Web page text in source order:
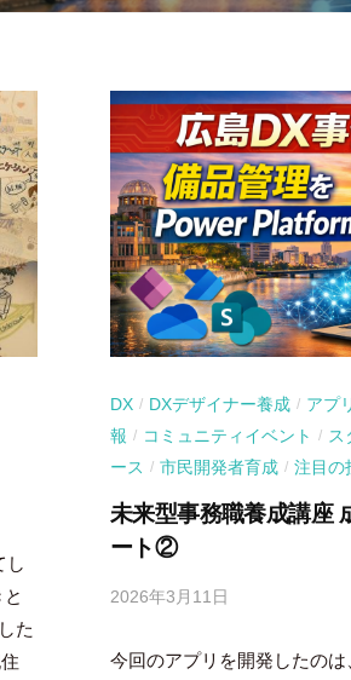
し
た
DX / DXデザイナー養成 / アプ
報 / コミュニティイベント / ス
ース / 市民開発者育成 / 注目の
未来型事務職養成講座
ート②
2026年3月11日
吉
今回のアプリを開発したの